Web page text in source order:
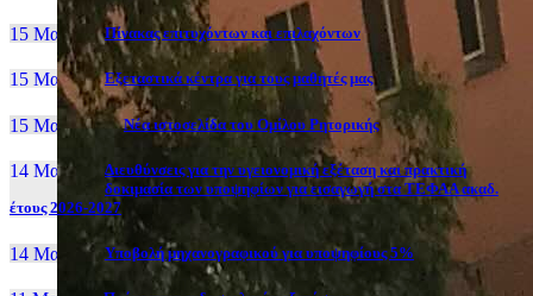
15 Μαι, 26 Πίνακας επιτυχόντων και επιλαχόντων
15 Μαι, 26 Εξεταστικά κέντρα για τους μαθητές μας
15 Μαι, 2026 Νέα ιστοσελίδα του Ομίλου Ρητορικής
14 Μαι, 26
Διευθύνσεις για την υγειονομική εξέταση και πρακτική
δοκιμασία των υποψηφίων για εισαγωγή στα ΤΕΦΑΑ ακαδ.
έτους 2026-2027
14 Μαι, 26 Yποβολή μηχανογραφικού για υποψηφίους 5%